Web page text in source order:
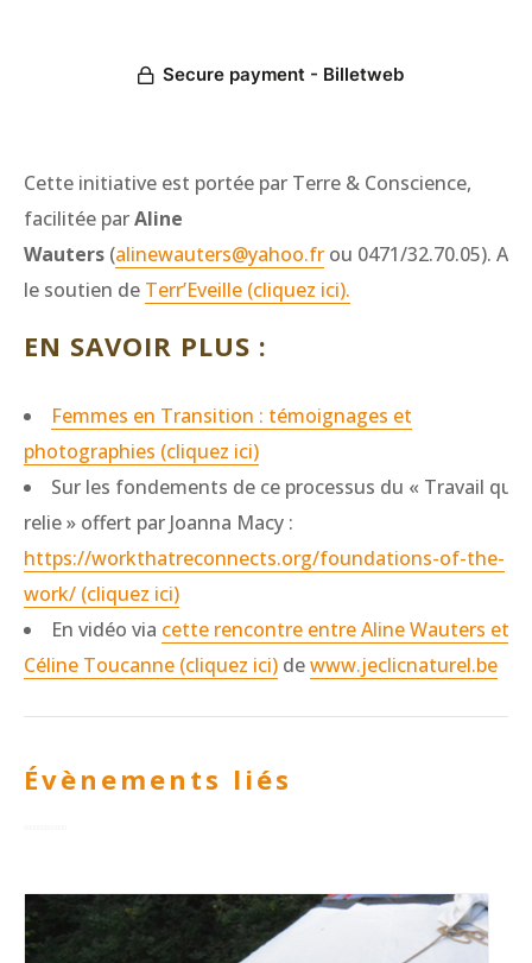
Cette initiative est portée par Terre & Conscience,
facilitée parAline
Wauters (alinewauters@yahoo.fr ou 0471/32.70.05).
le soutien de Terr’Eveille (cliquez ici).
EN SAVOIR PLUS :
Femmes en Transition : témoignages et
photographies (cliquez ici)
Sur les fondements de ce processus du « Travail qui
relie » offert par Joanna Macy :
https://workthatreconnects.org/foundations-of-the-
work/ (cliquez ici)
En vidéo via cette rencontre entre Aline Wauters et
Céline Toucanne (cliquez ici) dewww.jeclicnaturel.be
Évènements liés